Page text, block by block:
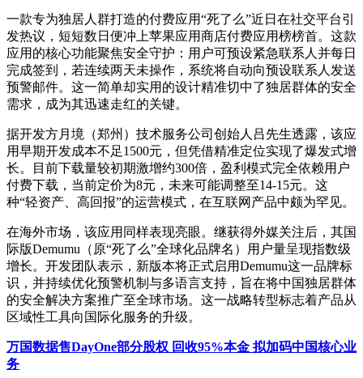
一款专为独居人群打造的付费应用“死了么”近日在社交平台引
发热议，短短数日便冲上苹果应用商店付费应用榜榜首。这款
应用的核心功能聚焦安全守护：用户可预设紧急联系人并每日
完成签到，若连续两天未操作，系统将自动向预设联系人发送
预警邮件。这一简单却实用的设计精准切中了独居群体的安全
需求，成为其迅速走红的关键。
据开发方月境（郑州）技术服务公司创始人吕先生透露，该应
用早期开发成本不足1500元，但凭借精准定位实现了爆发式增
长。目前下载量较初期激增约300倍，盈利模式完全依赖用户
付费下载，当前定价为8元，未来可能调整至14-15元。这
种“轻资产、高回报”的运营模式，在互联网产品中颇为罕见。
在海外市场，该应用同样表现亮眼。继获得外媒关注后，其国
际版Demumu（原“死了么”全球化品牌名）用户量呈现指数级
增长。开发团队表示，新版本将正式启用Demumu这一品牌标
识，并持续优化预警机制与多语言支持，旨在将中国独居群体
的安全解决方案推广至全球市场。这一战略转型标志着产品从
区域性工具向国际化服务的升级。
万国数据售DayOne部分股权 回收95%本金 拟加码中国核心业
务